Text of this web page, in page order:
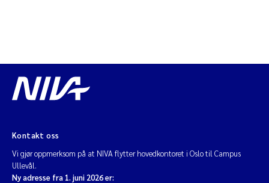
Kontakt oss
Vi gjør oppmerksom på at NIVA flytter hovedkontoret i Oslo til Campus
Ullevål.
Ny adresse fra 1. juni 2026 er: